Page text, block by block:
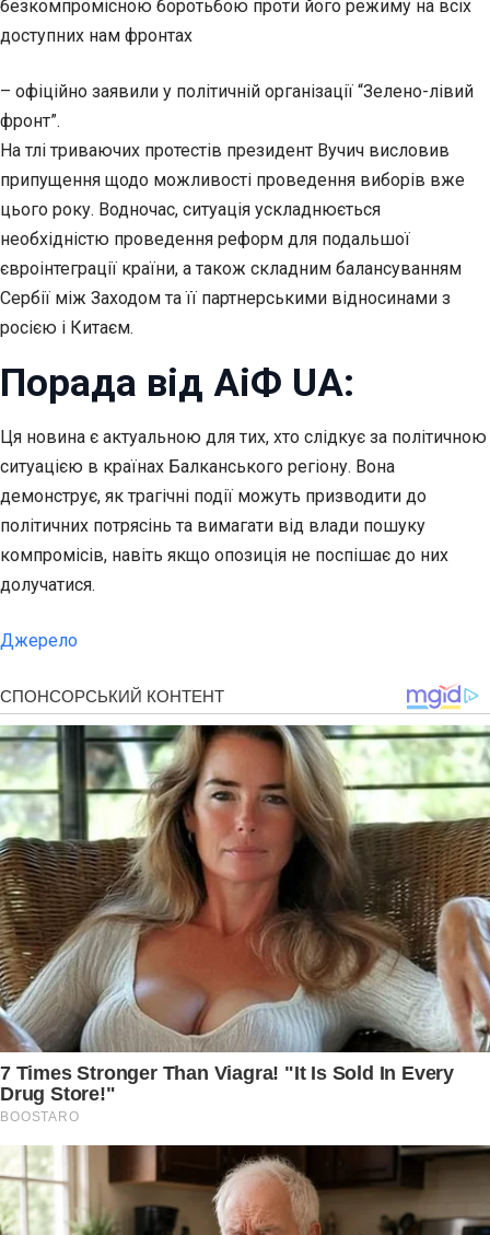
безкомпромісною боротьбою проти його режиму на всіх
доступних нам фронтах
– офіційно заявили у політичній організації “Зелено-лівий
фронт”.
На тлі триваючих протестів президент Вучич висловив
припущення щодо можливості проведення виборів вже
цього року. Водночас, ситуація ускладнюється
необхідністю проведення реформ для подальшої
євроінтеграції країни, а також складним балансуванням
Сербії між Заходом та її партнерськими відносинами з
росією і Китаєм.
Порада від АіФ UA:
Ця новина є актуальною для тих, хто слідкує за політичною
ситуацією в країнах Балканського регіону. Вона
демонструє, як трагічні події можуть призводити до
політичних потрясінь та вимагати від влади пошуку
компромісів, навіть якщо опозиція не поспішає до них
долучатися.
Джерело